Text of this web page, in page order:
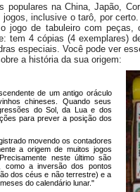
populares na China, Japão,
jogos, inclusive o tarô, por
jogo de tabuleiro com
tem 4 cópias (4 exemplares)
especiais. Você pode ver
a história da sua origem:
de um antigo oráculo
chineses. Quando seus
do Sol, da Lua e dos
para prever a posição dos
movendo os contadores
a origem de muitos jogos
neste último são
como a inversão dos pontos
dos céus e não terrestre) e a
do calendário lunar."